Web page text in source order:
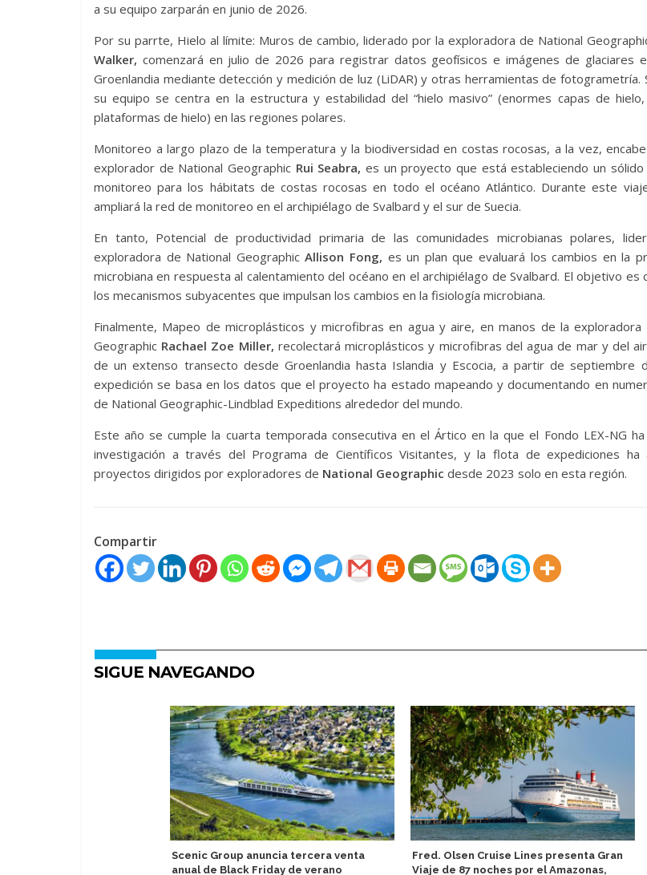
a su equipo zarparán en junio de 2026.
Por su parrte, Hielo al límite: Muros de cambio, liderado por la exploradora de National
Walker, comenzará en julio de 2026 para registrar datos geofísicos e imágenes de glaciares
Groenlandia mediante detección y medición de luz (LiDAR) y otras herramientas de fotogrametría.
su equipo se centra en la estructura y estabilidad del “hielo masivo” (enormes capas de
plataformas de hielo) en las regiones polares.
Monitoreo a largo plazo de la temperatura y la biodiversidad en costas rocosas, a la vez,
explorador de National Geographic Rui Seabra, es un proyecto que está estableciendo un
monitoreo para los hábitats de costas rocosas en todo el océano Atlántico. Durante este
ampliará la red de monitoreo en el archipiélago de Svalbard y el sur de Suecia.
En tanto, Potencial de productividad primaria de las comunidades microbianas polares,
exploradora de National GeographicAllison Fong, es un plan que evaluará los cambios en la
microbiana en respuesta al calentamiento del océano en el archipiélago de Svalbard. El objetivo es
los mecanismos subyacentes que impulsan los cambios en la fisiología microbiana.
Finalmente, Mapeo de microplásticos y microfibras en agua y aire, en manos de la exploradora
Geographic Rachael Zoe Miller, recolectará microplásticos y microfibras del agua de mar y del
de un extenso transecto desde Groenlandia hasta Islandia y Escocia, a partir de septiembre
expedición se basa en los datos que el proyecto ha estado mapeando y documentando en
de National Geographic-Lindblad Expeditions alrededor del mundo.
Este año se cumple la cuarta temporada consecutiva en el Ártico en la que el Fondo LEX-NG
investigación a través del Programa de Científicos Visitantes, y la flota de expediciones ha
proyectos dirigidos por exploradores de National Geographic desde 2023 solo en esta región.
Compartir
SIGUE NAVEGANDO
Scenic Group anuncia tercera venta
anual de Black Friday de verano
Fred. Olsen Cruise Lines presenta Gran
Viaje de 87 noches por el Amazonas,